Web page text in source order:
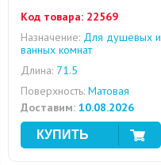
Код товара: 22569
Назначение: Для душевых и
ванных комнат
Длина: 71.5
Поверхность: Матовая
Доставим: 10.08.2026